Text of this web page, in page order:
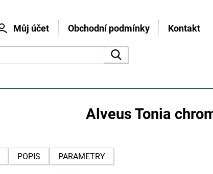
Můj účet Obchodní podmínky Kontakt
vyhledat
Alveus Tonia
POPIS PARAMETRY